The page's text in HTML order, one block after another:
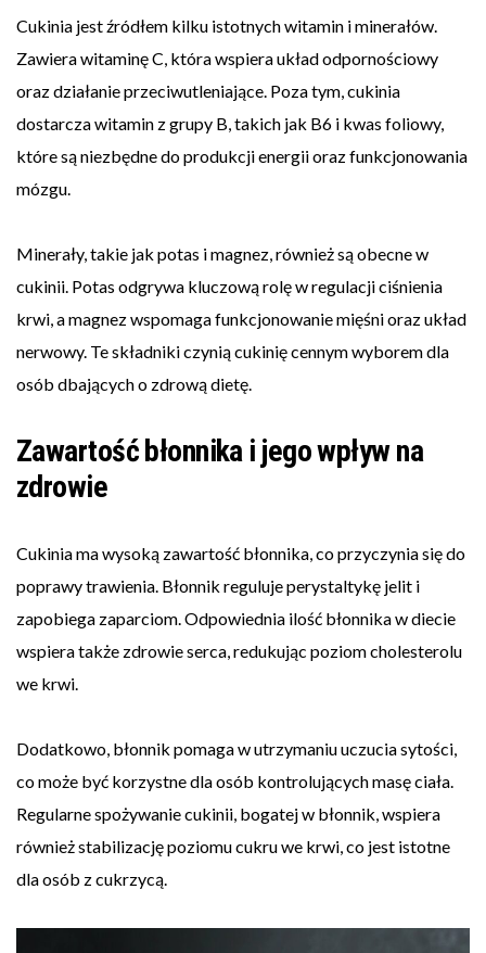
Cukinia jest źródłem kilku istotnych witamin i minerałów.
Zawiera witaminę C, która wspiera układ odpornościowy
oraz działanie przeciwutleniające. Poza tym, cukinia
dostarcza witamin z grupy B, takich jak B6 i kwas foliowy,
które są niezbędne do produkcji energii oraz funkcjonowania
mózgu.
Minerały, takie jak potas i magnez, również są obecne w
cukinii. Potas odgrywa kluczową rolę w regulacji ciśnienia
krwi, a magnez wspomaga funkcjonowanie mięśni oraz układ
nerwowy. Te składniki czynią cukinię cennym wyborem dla
osób dbających o zdrową dietę.
Zawartość błonnika i jego wpływ na
zdrowie
Cukinia ma wysoką zawartość błonnika, co przyczynia się do
poprawy trawienia. Błonnik reguluje perystaltykę jelit i
zapobiega zaparciom. Odpowiednia ilość błonnika w diecie
wspiera także zdrowie serca, redukując poziom cholesterolu
we krwi.
Dodatkowo, błonnik pomaga w utrzymaniu uczucia sytości,
co może być korzystne dla osób kontrolujących masę ciała.
Regularne spożywanie cukinii, bogatej w błonnik, wspiera
również stabilizację poziomu cukru we krwi, co jest istotne
dla osób z cukrzycą.